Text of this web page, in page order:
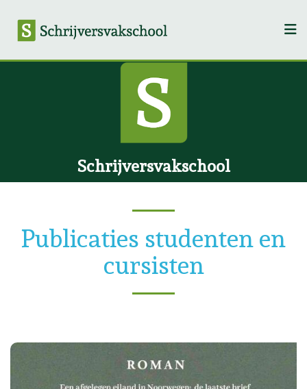
Schrijversvakschool
Publicaties studenten en
cursisten